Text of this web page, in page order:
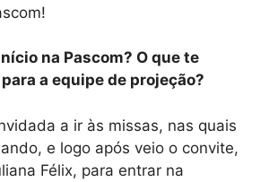
na Pascom? O que te
a equipe de projeção?
a ir às missas, nas quais
e logo após veio o convite,
Félix, para entrar na